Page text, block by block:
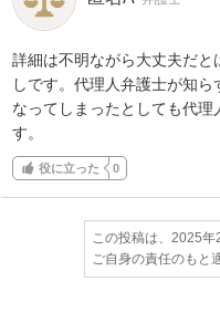
詳細は不明ながら大丈夫だ
しです。代理人弁護士が知
なってしまったとしても代
す。
役に立った 0
この投稿は、2025年
ご自身の責任のもと